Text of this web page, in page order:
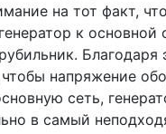
на тот факт,
к основной
чтобы напряжение
сеть,
в самый